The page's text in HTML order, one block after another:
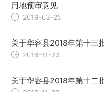
用地预审意见
2019-03-25
关于华容县2018年第十三
2018-11-23
关于华容县2018年第十二